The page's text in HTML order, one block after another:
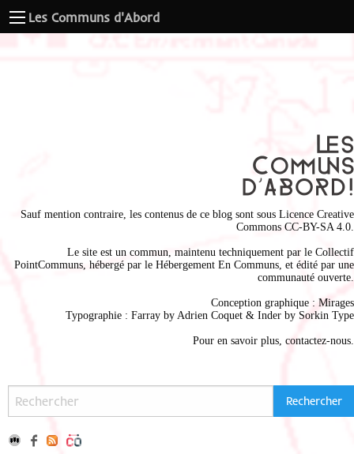
Les Communs d'Abord
Sauf mention contraire, les contenus de ce blog sont sous Licence Creative
Commons CC-BY-SA 4.0
Le site est un commun, maintenu techniquement par le Collectif
PointCommuns , hébergé par le Hébergement En Communs , et édité par une
communauté ouverte.
Conception graphique : Mirages
Typographie : Farray by Adrien Coquet & Inder by Sorkin Type
Pour en savoir plus, contactez-nous